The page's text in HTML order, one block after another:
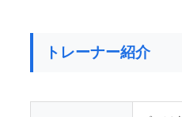
トレーナー紹介